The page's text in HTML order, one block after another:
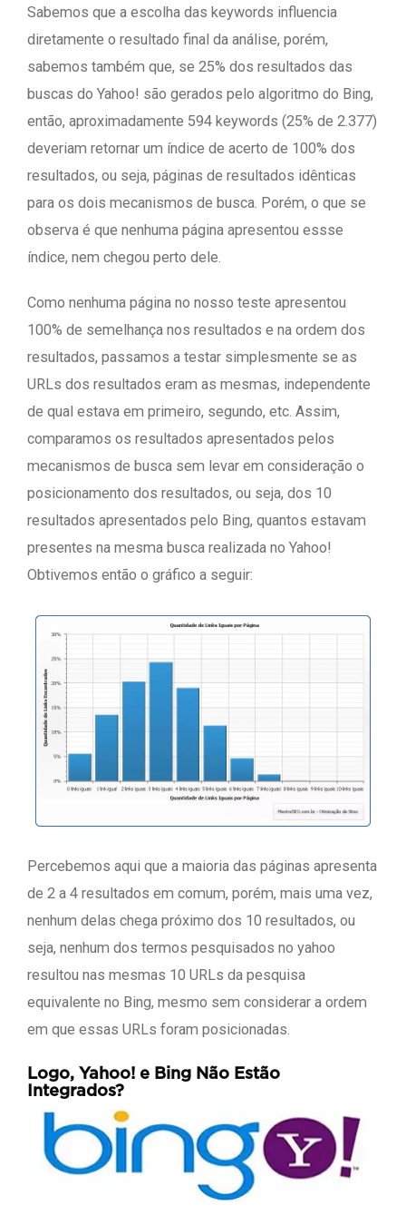
Sabemos que a escolha das keywords influencia
diretamente o resultado final da análise, porém,
sabemos também que, se 25% dos resultados das
buscas do Yahoo! são gerados pelo algoritmo do Bing,
então, aproximadamente 594 keywords (25% de 2.377)
deveriam retornar um índice de acerto de 100% dos
resultados, ou seja, páginas de resultados idênticas
para os dois mecanismos de busca. Porém, o que se
observa é que nenhuma página apresentou essse
índice, nem chegou perto dele.
Como nenhuma página no nosso teste apresentou
100% de semelhança nos resultados e na ordem dos
resultados, passamos a testar simplesmente se as
URLs dos resultados eram as mesmas, independente
de qual estava em primeiro, segundo, etc. Assim,
comparamos os resultados apresentados pelos
mecanismos de busca sem levar em consideração o
posicionamento dos resultados, ou seja, dos 10
resultados apresentados pelo Bing, quantos estavam
presentes na mesma busca realizada no Yahoo!
Obtivemos então o gráfico a seguir:
Percebemos aqui que a maioria das páginas apresenta
de 2 a 4 resultados em comum, porém, mais uma vez,
nenhum delas chega próximo dos 10 resultados, ou
seja, nenhum dos termos pesquisados no yahoo
resultou nas mesmas 10 URLs da pesquisa
equivalente no Bing, mesmo sem considerar a ordem
em que essas URLs foram posicionadas.
Logo, Yahoo! e Bing Não Estão
Integrados?